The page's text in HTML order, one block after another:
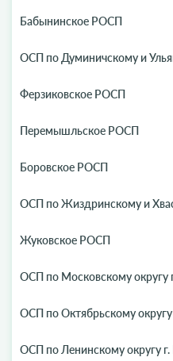
Бабынинское РОСП
ОСП по Думиничскому и
Ферзиковское РОСП
Перемышльское РОСП
Боровское РОСП
ОСП по Жиздринскому и
Жуковское РОСП
ОСП по Московскому округу
ОСП по Октябрьскому округу
ОСП по Ленинскому округу